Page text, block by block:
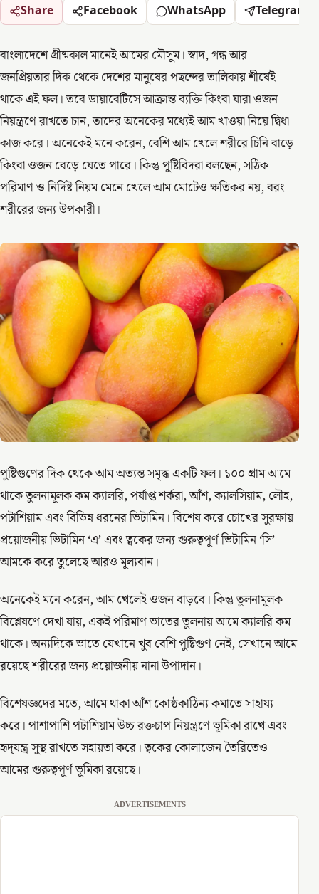
Share Facebook WhatsApp Telegram
বাংলাদেশে গ্রীষ্মকাল মানেই আমের মৌসুম। স্বাদ, গন্ধ আর
জনপ্রিয়তার দিক থেকে দেশের মানুষের পছন্দের তালিকায় শীর্ষেই
থাকে এই ফল। তবে ডায়াবেটিসে আক্রান্ত ব্যক্তি কিংবা যারা ওজন
নিয়ন্ত্রণে রাখতে চান, তাদের অনেকের মধ্যেই আম খাওয়া নিয়ে দ্বিধা
কাজ করে। অনেকেই মনে করেন, বেশি আম খেলে শরীরে চিনি বাড়ে
কিংবা ওজন বেড়ে যেতে পারে। কিন্তু পুষ্টিবিদরা বলছেন, সঠিক
পরিমাণ ও নির্দিষ্ট নিয়ম মেনে খেলে আম মোটেও ক্ষতিকর নয়, বরং
শরীরের জন্য উপকারী।
পুষ্টিগুণের দিক থেকে আম অত্যন্ত সমৃদ্ধ একটি ফল। ১০০ গ্রাম আমে
থাকে তুলনামূলক কম ক্যালরি, পর্যাপ্ত শর্করা, আঁশ, ক্যালসিয়াম, লৌহ,
পটাশিয়াম এবং বিভিন্ন ধরনের ভিটামিন। বিশেষ করে চোখের সুরক্ষায়
প্রয়োজনীয় ভিটামিন ‘এ’ এবং ত্বকের জন্য গুরুত্বপূর্ণ ভিটামিন ‘সি’
আমকে করে তুলেছে আরও মূল্যবান।
অনেকেই মনে করেন, আম খেলেই ওজন বাড়বে। কিন্তু তুলনামূলক
বিশ্লেষণে দেখা যায়, একই পরিমাণ ভাতের তুলনায় আমে ক্যালরি কম
থাকে। অন্যদিকে ভাতে যেখানে খুব বেশি পুষ্টিগুণ নেই, সেখানে আমে
রয়েছে শরীরের জন্য প্রয়োজনীয় নানা উপাদান।
বিশেষজ্ঞদের মতে, আমে থাকা আঁশ কোষ্ঠকাঠিন্য কমাতে সাহায্য
করে। পাশাপাশি পটাশিয়াম উচ্চ রক্তচাপ নিয়ন্ত্রণে ভূমিকা রাখে এবং
হৃদ্‌যন্ত্র সুস্থ রাখতে সহায়তা করে। ত্বকের কোলাজেন তৈরিতেও
আমের গুরুত্বপূর্ণ ভূমিকা রয়েছে।
ADVERTISEMENTS